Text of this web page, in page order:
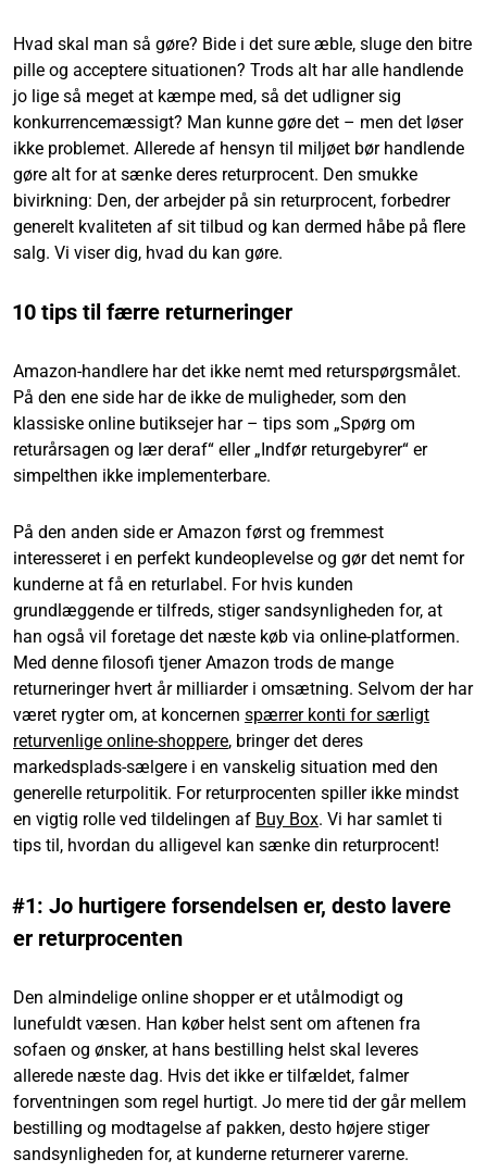
Hvad skal man så gøre? Bide i det sure æble, sluge den bitre
pille og acceptere situationen? Trods alt har alle handlende
jo lige så meget at kæmpe med, så det udligner sig
konkurrencemæssigt? Man kunne gøre det – men det løser
ikke problemet. Allerede af hensyn til miljøet bør handlende
gøre alt for at sænke deres returprocent. Den smukke
bivirkning: Den, der arbejder på sin returprocent, forbedrer
generelt kvaliteten af sit tilbud og kan dermed håbe på flere
salg. Vi viser dig, hvad du kan gøre.
10 tips til færre returneringer
Amazon-handlere har det ikke nemt med returspørgsmålet.
På den ene side har de ikke de muligheder, som den
klassiske online butiksejer har – tips som „Spørg om
returårsagen og lær deraf“ eller „Indfør returgebyrer“ er
simpelthen ikke implementerbare.
På den anden side er Amazon først og fremmest
interesseret i en perfekt kundeoplevelse og gør det nemt for
kunderne at få en returlabel. For hvis kunden
grundlæggende er tilfreds, stiger sandsynligheden for, at
han også vil foretage det næste køb via online-platformen.
Med denne filosofi tjener Amazon trods de mange
returneringer hvert år milliarder i omsætning. Selvom der har
været rygter om, at koncernen spærrer konti for særligt
returvenlige online-shoppere, bringer det deres
markedsplads-sælgere i en vanskelig situation med den
generelle returpolitik. For returprocenten spiller ikke mindst
en vigtig rolle ved tildelingen af Buy Box. Vi har samlet ti
tips til, hvordan du alligevel kan sænke din returprocent!
#1: Jo hurtigere forsendelsen er, desto lavere
er returprocenten
Den almindelige online shopper er et utålmodigt og
lunefuldt væsen. Han køber helst sent om aftenen fra
sofaen og ønsker, at hans bestilling helst skal leveres
allerede næste dag. Hvis det ikke er tilfældet, falmer
forventningen som regel hurtigt. Jo mere tid der går mellem
bestilling og modtagelse af pakken, desto højere stiger
sandsynligheden for, at kunderne returnerer varerne.